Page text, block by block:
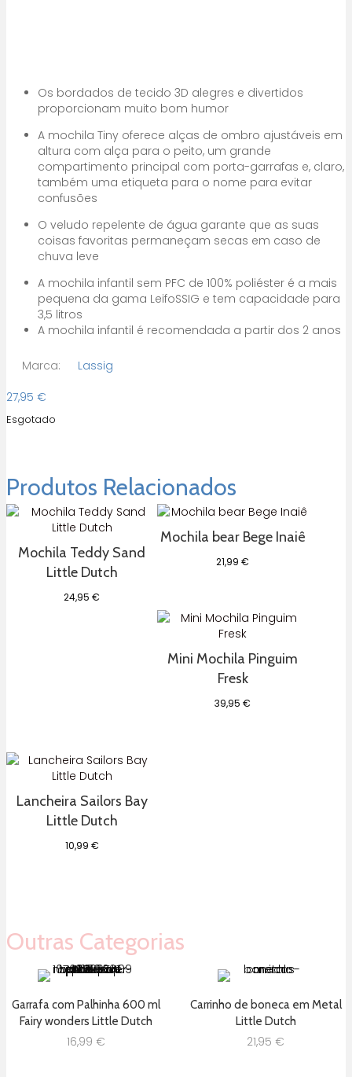
Os bordados de tecido 3D alegres e divertidos
proporcionam muito bom humor
A mochila Tiny oferece alças de ombro ajustáveis em
altura com alça para o peito, um grande
compartimento principal com porta-garrafas e, claro,
também uma etiqueta para o nome para evitar
confusões
O veludo repelente de água garante que as suas
coisas favoritas permaneçam secas em caso de
chuva leve
A mochila infantil sem PFC de 100% poliéster é a mais
pequena da gama LeifoSSIG e tem capacidade para
3,5 litros
A mochila infantil é recomendada a partir dos 2 anos
Marca:
Lassig
27,95 €
Esgotado
Produtos Relacionados
Mochila Teddy Sand
Little Dutch
24,95€
Mochila bear Bege Inaiê
21,99€
Mini Mochila Pinguim
Fresk
39,95€
Lancheira Sailors Bay
Little Dutch
10,99 €
Outras Categorias
Garrafa com Palhinha 600 ml
Fairy wonders Little Dutch
16,99 €
Carrinho de boneca em Metal
Little Dutch
21,95 €